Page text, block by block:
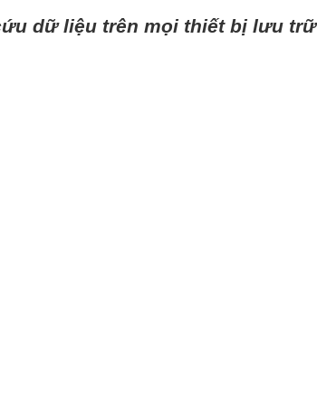
dữ liệu trên mọi thiết bị lưu trữ